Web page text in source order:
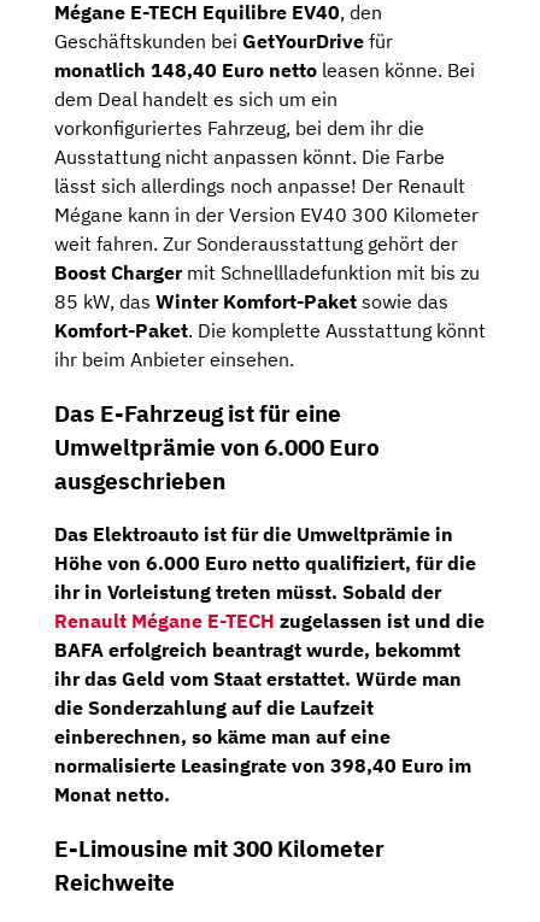
Mégane E-TECH Equilibre EV40, den
Geschäftskunden bei GetYourDrive für
monatlich 148,40 Euro netto leasen könne. Bei
dem Deal handelt es sich um ein
vorkonfiguriertes Fahrzeug, bei dem ihr die
Ausstattung nicht anpassen könnt. Die Farbe
lässt sich allerdings noch anpasse! Der Renault
Mégane kann in der Version EV40 300 Kilometer
weit fahren. Zur Sonderausstattung gehört der
Boost Charger mit Schnellladefunktion mit bis zu
85 kW, das Winter Komfort-Paket sowie das
Komfort-Paket. Die komplette Ausstattung könnt
ihr beim Anbieter einsehen.
Das E-Fahrzeug ist für eine
Umweltprämie von 6.000 Euro
ausgeschrieben
Das Elektroauto ist für die Umweltprämie in
Höhe von 6.000 Euro netto qualifiziert, für die
ihr in Vorleistung treten müsst. Sobald der
Renault Mégane E-TECH zugelassen ist und die
BAFA erfolgreich beantragt wurde, bekommt
ihr das Geld vom Staat erstattet. Würde man
die Sonderzahlung auf die Laufzeit
einberechnen, so käme man auf eine
normalisierte Leasingrate von 398,40 Euro im
Monat netto.
E-Limousine mit 300 Kilometer
Reichweite